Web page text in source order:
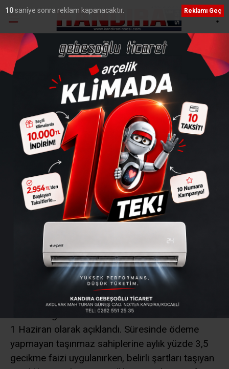
Ana Sayfa›Genel
Emlak Vergisinde Son
Gün 1 Haziran!
Ödemeyene Gecikme
Faizi Uygulanacak
Emlak vergisinin ilk taksit ödemelerinde son tarih
1 Haziran olarak açıklandı. Süresinde ödeme
yapmayan taşınmaz sahiplerine aylık yüzde 3,5
gecikme faizi uygulanırken, belirli şartları taşıyan
9saniye sonra reklam kapanacaktır. Reklamı Geç